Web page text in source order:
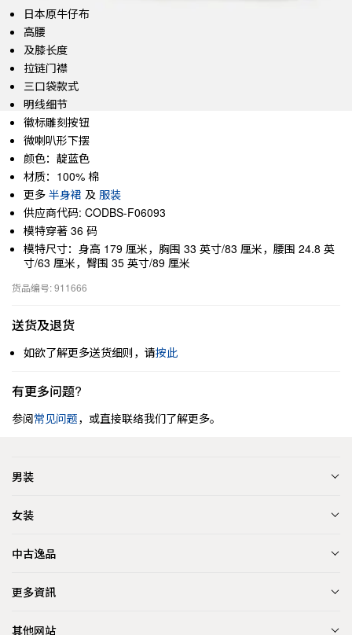
日本原牛仔布
高腰
及膝长度
拉链门襟
三口袋款式
明线细节
徽标雕刻按钮
微喇叭形下摆
颜色：靛蓝色
材质：100% 棉
更多 半身裙 及 服装
供应商代码: CODBS-F06093
模特穿著 36 码
模特尺寸：身高 179 厘米，胸围 33 英寸/83 厘米，腰围 24.8 英
寸/63 厘米，臀围 35 英寸/89 厘米
货品编号: 911666
送货及退货
如欲了解更多送货细则，请按此
有更多问题?
参阅常见问题，或直接联络我们了解更多。
男装
女装
中古逸品
更多資訊
其他网站